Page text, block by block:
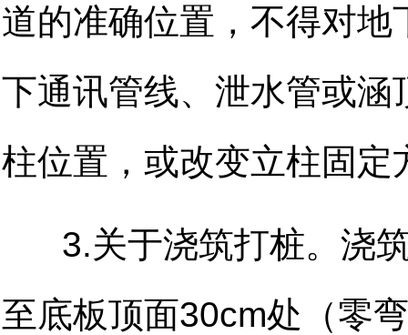
道的准确位置，不得对
下通讯管线、泄水管或
柱位置，或改变立柱固定
3.关于浇筑打桩。浇筑
至底板顶面30cm处（零